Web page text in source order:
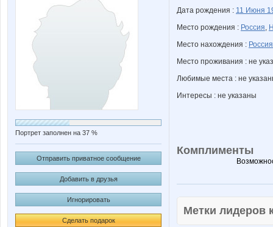
Портрет заполнен на 37 %
Отправить приватное сообщение
Добавить в друзья
Игнорировать
Сделать подарок
Дата рождения : 11 Июня
Место рождения : Россия,
Место нахождения : Россия
Место проживания : не
Любимые места : не
Интересы : не указаны
Комплименты
Метки